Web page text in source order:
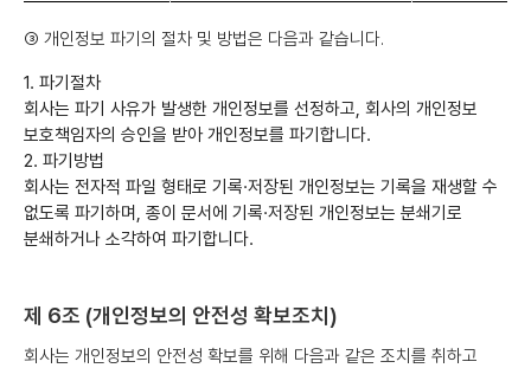
③ 개인정보 파기의 절차 및 방법은 다음과 같습니다.
1. 파기절차
회사는 파기 사유가 발생한 개인정보를 선정하고, 회사의 개인정보
보호책임자의 승인을 받아 개인정보를 파기합니다.
2. 파기방법
회사는 전자적 파일 형태로 기록·저장된 개인정보는 기록을 재생할 수
없도록 파기하며, 종이 문서에 기록·저장된 개인정보는 분쇄기로
분쇄하거나 소각하여 파기합니다.
제 6조 (개인정보의 안전성 확보조치)
회사는 개인정보의 안전성 확보를 위해 다음과 같은 조치를 취하고